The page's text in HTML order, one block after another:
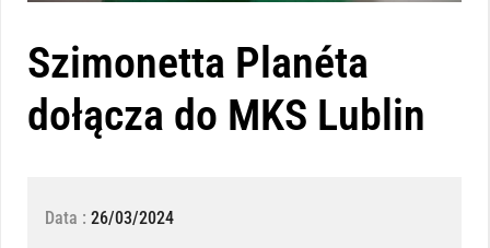
Szimonetta Planéta
dołącza do MKS Lublin
Data : 26/03/2024